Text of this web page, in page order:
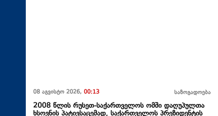
08 აგვისტო 2026, 00:13 საზოგადოება
2008 წლის რუსეთ-საქართველოს ომში დაღუპულთა
ხსოვნის პატივსაცემად, საქართველოს პრეზიდენტის